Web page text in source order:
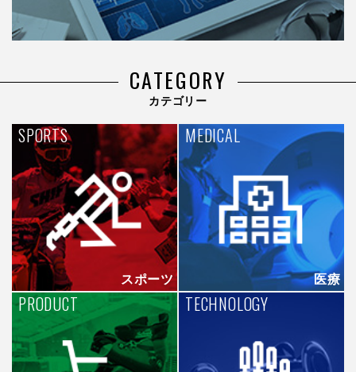
CATEGORY
カテゴリー
スポーツ
SPORTS
医療
MEDICAL
PRODUCT TECHNOLOGY